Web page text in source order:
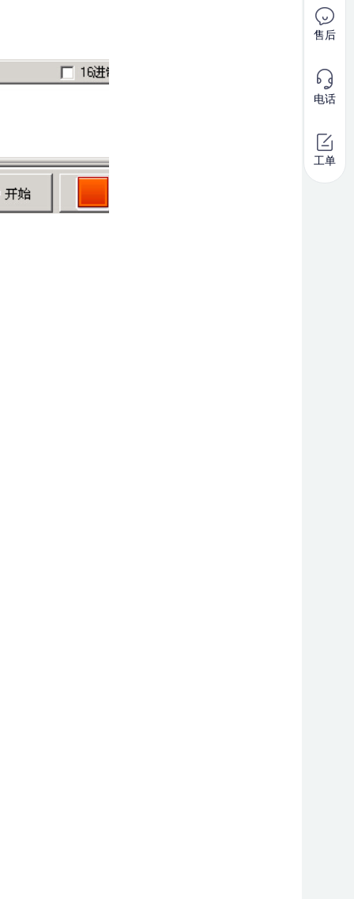
售后
电话
工单